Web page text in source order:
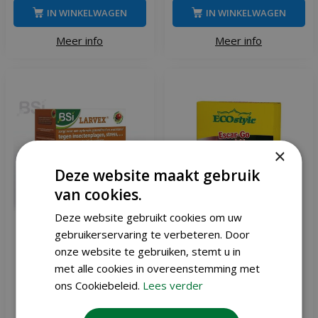
Meer info
IN WINKELWAGEN
Meer info
IN WINKELWAGEN
Bsi Larvex 6 kg ECOstyle Escar-Go 2,5 kg
×
Deze website maakt gebruik
van cookies.
Deze website gebruikt cookies om uw
gebruikerservaring te verbeteren. Door
onze website te gebruiken, stemt u in
met alle cookies in overeenstemming met
ons Cookiebeleid. Lees verder